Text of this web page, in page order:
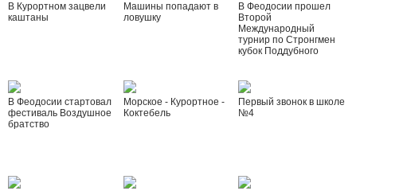
В Курортном зацвели
каштаны
Машины попадают в
ловушку
В Феодосии прошел
Второй
Международный
турнир по Стронгмен
кубок Поддубного
В Феодосии стартовал
фестиваль Воздушное
братство
Морское - Курортное -
Коктебель
Первый звонок в школе
№4